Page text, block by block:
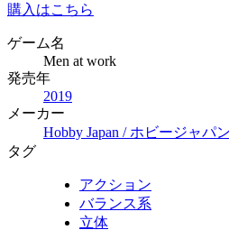
購入はこちら
ゲーム名
Men at work
発売年
2019
メーカー
Hobby Japan / ホビージャパン
タグ
アクション
バランス系
立体